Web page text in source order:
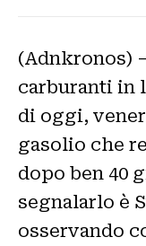
(Adnkronos)
carburanti in
di oggi,
gasolio che
dopo ben 40
segnalarlo è
osservando